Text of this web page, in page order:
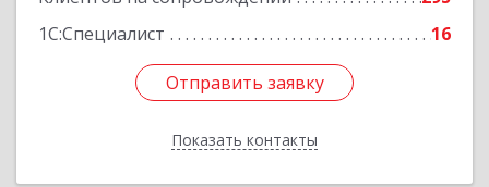
1С:Специалист
16
Отправить заявку
Показать контакты
Отправить заявку
Назад